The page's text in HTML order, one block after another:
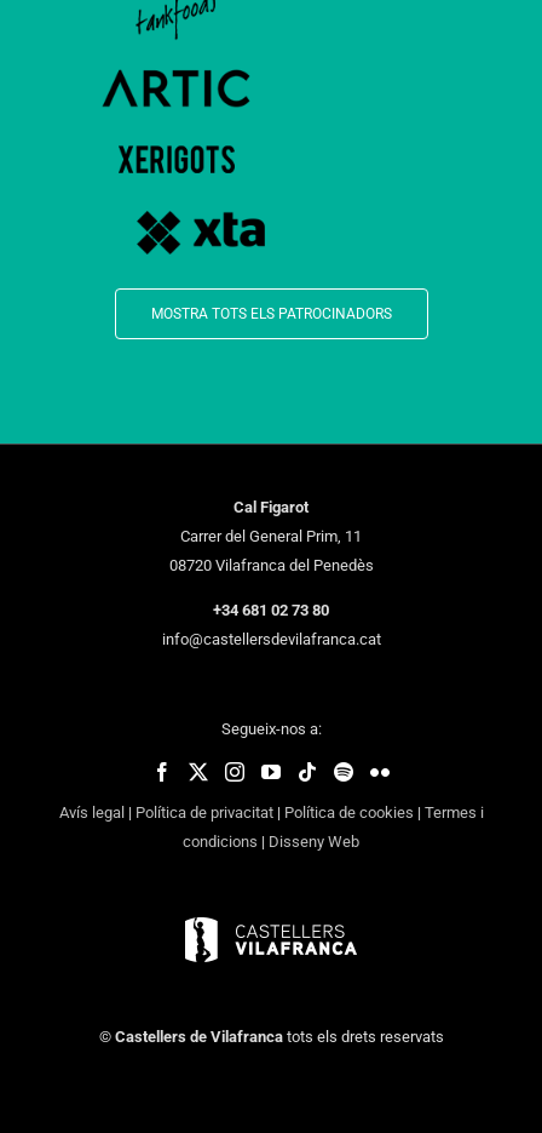
MOSTRA TOTS ELS PATROCINADORS
Cal Figarot
Carrer del General Prim, 11
08720 Vilafranca del Penedès
+34 681 02 73 80
info@castellersdevilafranca.cat
Segueix-nos a:
Avís legal | Política de privacitat| Política de cookies | Termes i
condicions | Disseny Web
© Castellers de Vilafrancatots els drets reservats